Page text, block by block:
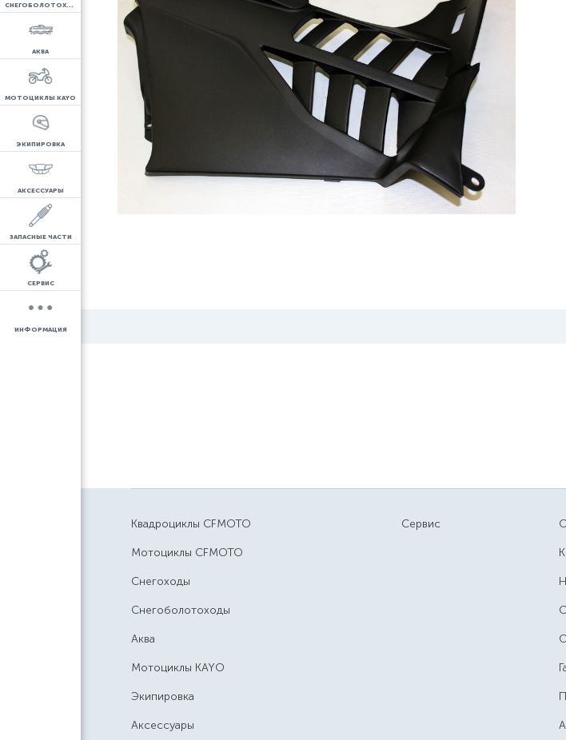
СНЕГОБОЛОТОХОДЫ
АКВА
МОТОЦИКЛЫ KAYO
ЭКИПИРОВКА
АКСЕССУАРЫ
ЗАПАСНЫЕ ЧАСТИ
СЕРВИС
ИНФОРМАЦИЯ
Квадроциклы CFMOTO
Мотоциклы CFMOTO
Снегоходы
Снегоболотоходы
Аква
Мотоциклы KAYO
Экипировка
Аксессуары
Сервис